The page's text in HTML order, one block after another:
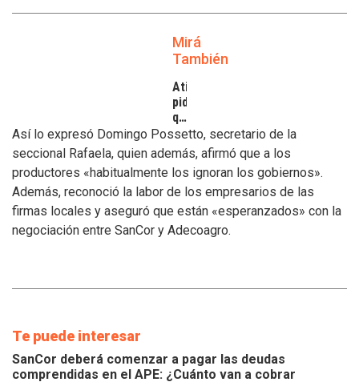
Mirá
También
Atilra
pide
que
se
atiendan
inconvenientes
de
los
tamberos
Así lo expresó Domingo Possetto, secretario de la
seccional Rafaela, quien además, afirmó que a los
productores «habitualmente los ignoran los gobiernos».
Además, reconoció la labor de los empresarios de las
firmas locales y aseguró que están «esperanzados» con la
negociación entre SanCor y Adecoagro.
Te puede interesar
SanCor deberá comenzar a pagar las deudas
comprendidas en el APE: ¿Cuánto van a cobrar